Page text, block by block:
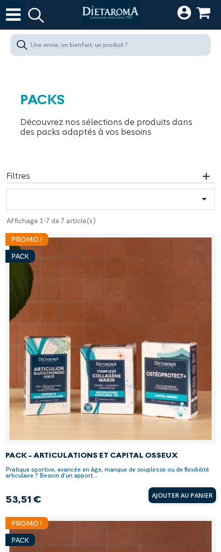
PACKS
Découvrez nos sélections de produits dans
des packs adaptés à vos besoins
Filtres

Affichage 1-7 de 7 article(s)
PACK - ARTICULATIONS ET CAPITAL OSSEUX
Pratique sportive, avancée en âge, manque de souplesse ou de flexibilité
articulaire ? Besoin d’un apport...
Prix
53,51 € AJOUTER AU PANIER
PROMO !
PACK
PROMO !
PACK